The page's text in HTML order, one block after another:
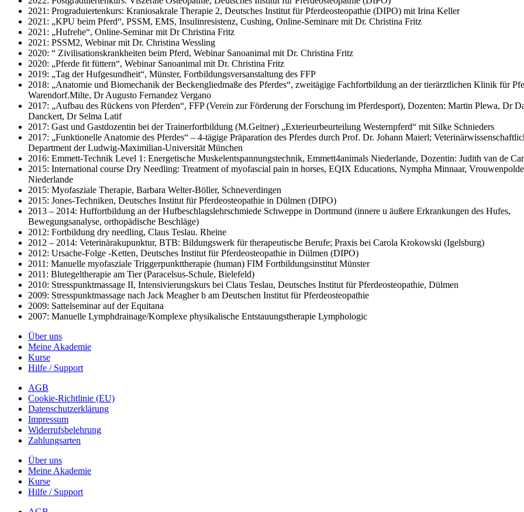
2021: Prograduiertenkurs: Kraniosakrale Therapie 2, Deutsches Institut für Pferdeosteopathie (DIPO) mit Irina Keller
2021: „KPU beim Pferd“, PSSM, EMS, Insulinresistenz, Cushing, Online-Seminare mit Dr. Christina Fritz
2021: „Hufrehe“, Online-Seminar mit Dr Christina Fritz
2021: PSSM2, Webinar mit Dr. Christina Wessling
2020: “ Zivilisationskrankheiten beim Pferd, Webinar Sanoanimal mit Dr. Christina Fritz
2020: „Pferde fit füttern“, Webinar Sanoanimal mit Dr. Christina Fritz
2019: „Tag der Hufgesundheit“, Münster, Fortbildungsversanstaltung des FFP
2018: „Anatomie und Biomechanik der Beckengliedmaße des Pferdes“, zweitägige Fachfortbildung an der tierärztlichen Klinik für
Warendorf.Milte, Dr Augusto Fernandez Vergano
2017: „Aufbau des Rückens von Pferden“, FFP (Verein zur Förderung der Forschung im Pferdesport), Dozenten: Martin Plewa, Dr
Danckert, Dr Selma Latif
2017: Gast und Gastdozentin bei der Trainerfortbildung (M.Geitner) „Exterieurbeurteilung Westernpferd“ mit Silke Schnieders
2017: „Funktionelle Anatomie des Pferdes“ – 4-tägige Präparation des Pferdes durch Prof. Dr. Johann Maierl;
Department der Ludwig-Maximilian-Universität München
2016: Emmett-Technik Level 1: Energetische Muskelentspannungstechnik, Emmett4animals Niederlande, Dozentin: Judith van de
2015: International course Dry Needling: Treatment of myofascial pain in horses, EQIX Educations, Nympha Minnaar,
Niederlande
2015: Myofasziale Therapie, Barbara Welter-Böller, Schneverdingen
2015: Jones-Techniken, Deutsches Institut für Pferdeosteopathie in Dülmen (DIPO)
2013 – 2014: Huffortbildung an der Hufbeschlagslehrschmiede Schweppe in Dortmund (innere u äußere Erkrankungen des Hufes,
Bewegungsanalyse, orthopädische Beschläge)
2012: Fortbildung dry needling, Claus Teslau. Rheine
2012 – 2014: Veterinärakupunktur, BTB: Bildungswerk für therapeutische Berufe; Praxis bei Carola Krokowski (Igelsburg)
2012: Ursache-Folge -Ketten, Deutsches Institut für Pferdeosteopathie in Dülmen (DIPO)
2011: Manuelle myofasziale Triggerpunkttherapie (human) FIM Fortbildungsinstitut Münster
2011: Blutegeltherapie am Tier (Paracelsus-Schule, Bielefeld)
2010: Stresspunktmassage II, Intensivierungskurs bei Claus Teslau, Deutsches Institut für Pferdeosteopathie, Dülmen
2009: Stresspunktmassage nach Jack Meagher b am Deutschen Institut für Pferdeosteopathie
2009: Sattelseminar auf der Equitana
2007: Manuelle Lymphdrainage/Komplexe physikalische Entstauungstherapie Lymphologic
Über uns
Meine Akademie
Kurse
Hilfe / Support
AGB
Cookie-Richtlinie (EU)
Datenschutzerklärung
Impressum
Widerrufsbelehrung
Zahlungsarten
Über uns
Meine Akademie
Kurse
Hilfe / Support